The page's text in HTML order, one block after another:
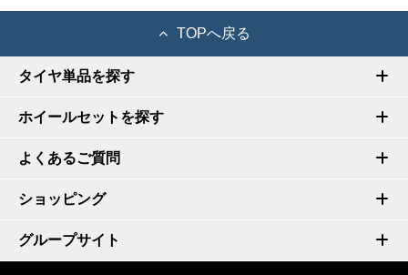
TOPへ戻る
タイヤ単品を探す
ホイールセットを探す
よくあるご質問
ショッピング
グループサイト